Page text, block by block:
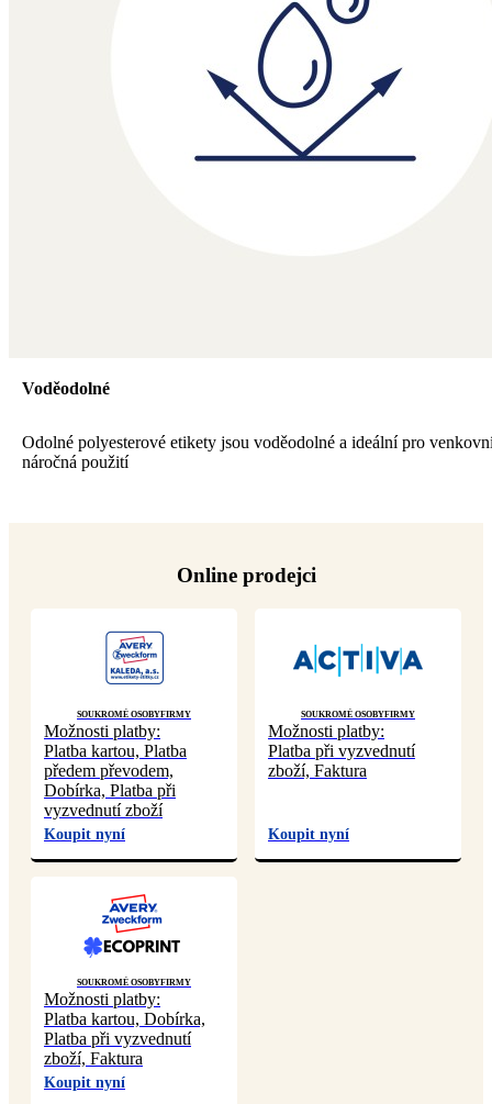
Voděodolné
Odolné polyesterové etikety jsou voděodolné a ideální pro
náročná použití
Online prodejci
Soukromé osobyFirmy
Možnosti platby:
Platba kartou, Platba
předem převodem,
Dobírka, Platba při
vyzvednutí zboží
Koupit nyní
Soukromé osobyFirmy
Možnosti platby:
Platba při vyzvednutí
zboží, Faktura
Koupit nyní
Soukromé osobyFirmy
Možnosti platby:
Platba kartou, Dobírka,
Platba při vyzvednutí
zboží, Faktura
Koupit nyní